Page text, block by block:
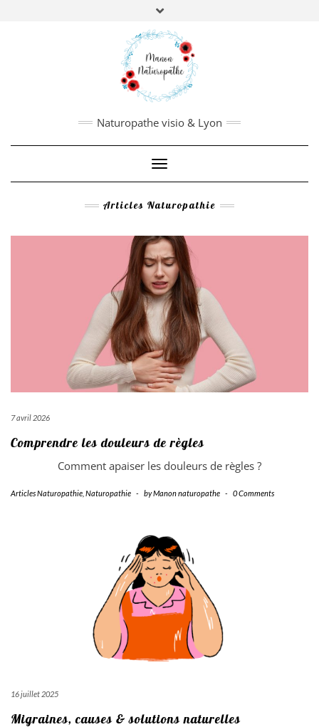
Manon Borderie
Naturopathe, nutrithérapeute,
biologie fonctionnelle.
PRISE DE RDV:
Pour en savoir plus,cliquez ici
Naturopathe visio & Lyon
Toggle Navigation
Articles Naturopathie
7 avril 2026
Comprendre les douleurs de règles
Comment apaiser les douleurs de règles ?
Articles Naturopathie Naturopathie - byManon naturopathe - 0 Comments
16 juillet 2025
Migraines, causes & solutions naturelles